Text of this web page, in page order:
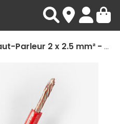
Nedis Câble Haut-Parleur 2 x 2.5 mm² - 25 mètres